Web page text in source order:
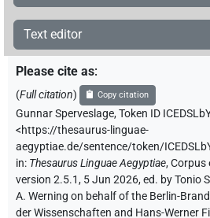
Text editor
Please cite as:
(Full citation) Copy citation
Gunnar Sperveslage,Token ID
<https://thesaurus-linguae-
aegyptiae.de/sentence/token/
in: Thesaurus Linguae Aegyptiae,Corpus
version 2.5.1, 5 Jun 2026, ed. by Tonio
A. Werning on behalf of the Berlin-
der Wissenschaften and Hans-Werner